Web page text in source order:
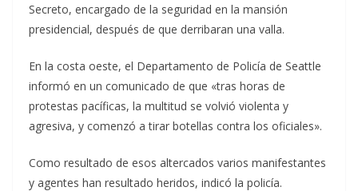
Secreto, encargado de la seguridad en la mansión
presidencial, después de que derribaran una valla.
En la costa oeste, el Departamento de Policía de Seattle
informó en un comunicado de que «tras horas de
protestas pacíficas, la multitud se volvió violenta y
agresiva, y comenzó a tirar botellas contra los oficiales».
Como resultado de esos altercados varios manifestantes
y agentes han resultado heridos, indicó la policía.